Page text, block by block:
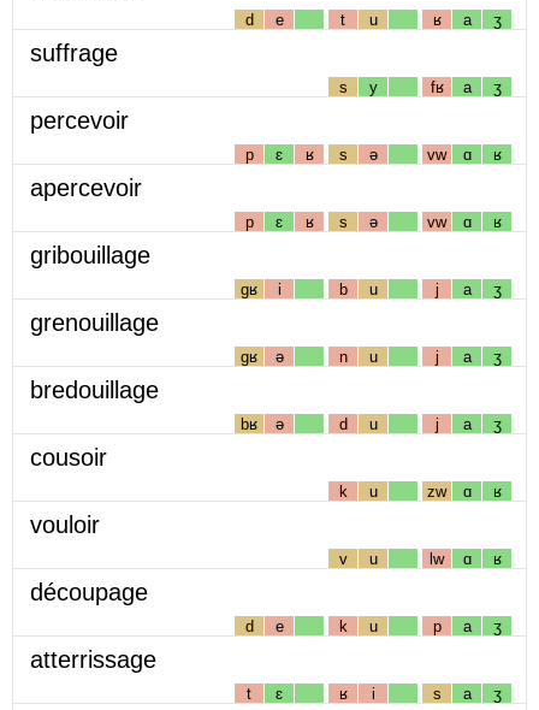
d e t u ʁ a ʒ
suffrage
s y fʁ a ʒ
percevoir
p ɛ ʁ s ə vw ɑ ʁ
apercevoir
p ɛ ʁ s ə vw ɑ ʁ
gribouillage
gʁ i b u j a ʒ
grenouillage
gʁ ə n u j a ʒ
bredouillage
bʁ ə d u j a ʒ
cousoir
k u zw ɑ ʁ
vouloir
v u lw ɑ ʁ
découpage
d e k u p a ʒ
atterrissage
t ɛ ʁ i s a ʒ